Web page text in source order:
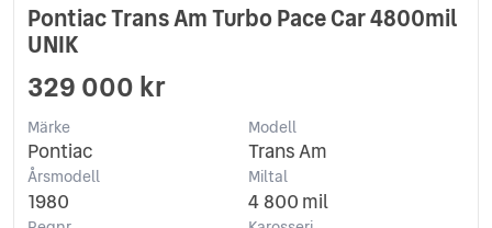
Pontiac Trans Am Turbo Pace Car 4800mil
UNIK
329 000 kr
Märke
Pontiac
Modell
Trans Am
Årsmodell
1980
Miltal
4 800 mil